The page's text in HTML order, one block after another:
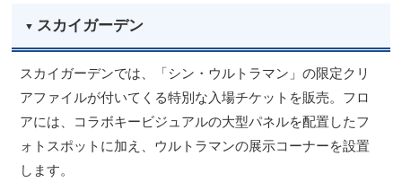
スカイガーデン
スカイガーデンでは、「シン・ウルトラマン」の限定クリ
アファイルが付いてくる特別な入場チケットを販売。フロ
アには、コラボキービジュアルの大型パネルを配置したフ
ォトスポットに加え、ウルトラマンの展示コーナーを設置
します。